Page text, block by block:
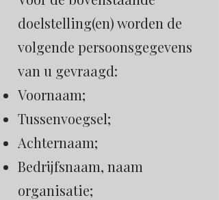
doelstelling(en) worden de
volgende persoonsgegevens
van u gevraagd:
Voornaam;
Tussenvoegsel;
Achternaam;
Bedrijfsnaam, naam
organisatie;